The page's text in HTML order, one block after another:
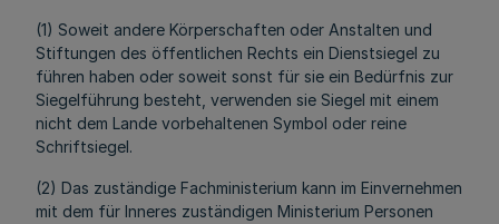
(1) Soweit andere Körperschaften oder Anstalten und
Stiftungen des öffentlichen Rechts ein Dienstsiegel zu
führen haben oder soweit sonst für sie ein Bedürfnis zur
Siegelführung besteht, verwenden sie Siegel mit einem
nicht dem Lande vorbehaltenen Symbol oder reine
Schriftsiegel.
(2) Das zuständige Fachministerium kann im Einvernehmen
mit dem für Inneres zuständigen Ministerium Personen